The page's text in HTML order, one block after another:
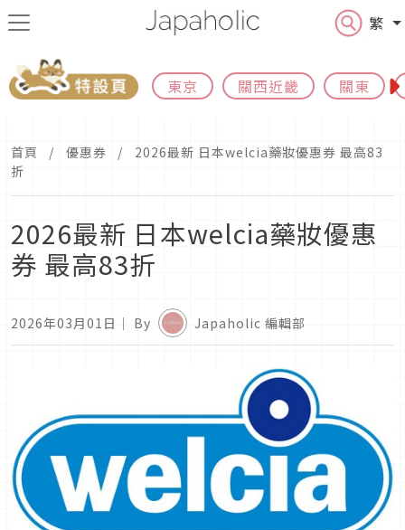
繁
東京 關西近畿 關東
首頁 優惠券
2026最新 日本welcia藥妝優惠券 最高83
折
2026最新 日本welcia藥妝優惠
券 最高83折
2026年03月01日 ｜ By Japaholic 編輯部